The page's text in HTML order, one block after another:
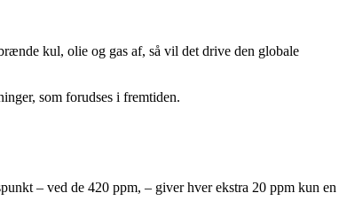
kul, olie og gas af, så vil det drive den globale
som forudses i fremtiden.
– ved de 420 ppm, – giver hver ekstra 20 ppm kun en